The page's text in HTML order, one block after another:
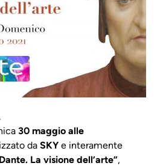
30 maggio alle
da SKY e interamente
La visione dell’arte”,